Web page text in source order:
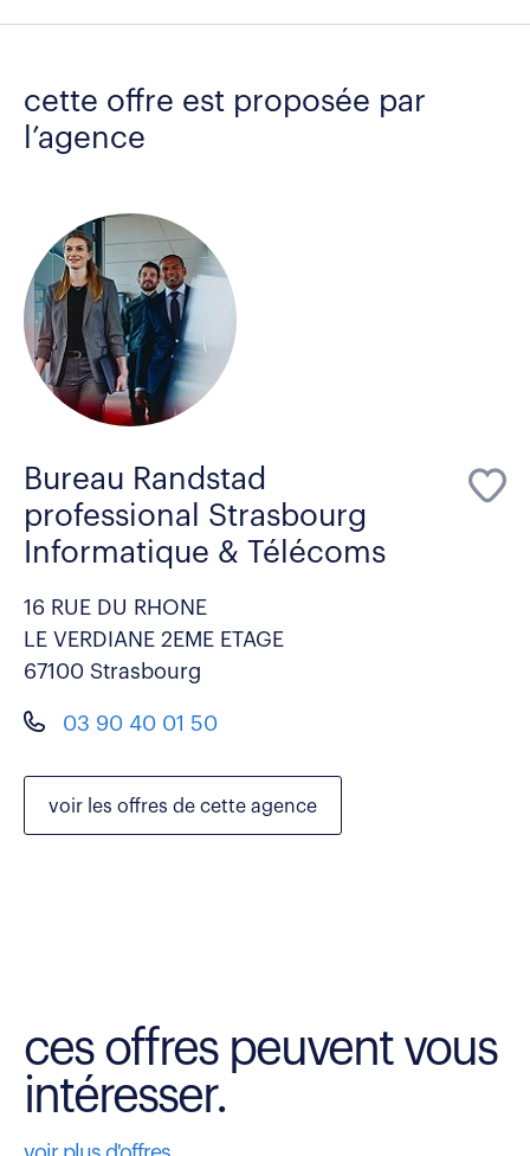
cette offre est proposée par
l’agence
Bureau Randstad
professional Strasbourg
Informatique & Télécoms
16 RUE DU RHONE
LE VERDIANE 2EME ETAGE
67100 Strasbourg
03 90 40 01 50
voir les offres de cette agence
ces offres peuvent vous
intéresser.